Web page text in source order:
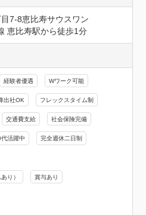
7-8恵比寿サウスワン
恵比寿駅から徒歩1分
経験者優遇 Wワーク可能
出社OK フレックスタイム制
交通費支給 社会保険完備
活躍中 完全週休二日制
り） 賞与あり